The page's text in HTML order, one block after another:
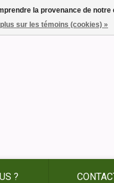
?
la provenance de
sur les témoins (cookies) »